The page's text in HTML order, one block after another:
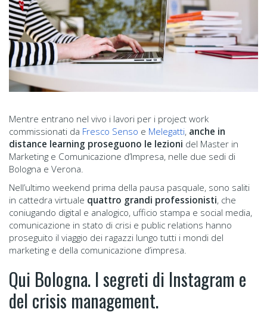
Mentre entrano nel vivo i lavori per i project work
commissionati da Fresco Senso e Melegatti, anche in
distance learning proseguono le lezioni del Master in
Marketing e Comunicazione d’Impresa, nelle due sedi di
Bologna e Verona.
Nell’ultimo weekend prima della pausa pasquale, sono saliti
in cattedra virtuale quattro grandi professionisti, che
coniugando digital e analogico, ufficio stampa e social media,
comunicazione in stato di crisi e public relations hanno
proseguito il viaggio dei ragazzi lungo tutti i mondi del
marketing e della comunicazione d’impresa.
Qui Bologna. I segreti di Instagram e
del crisis management.